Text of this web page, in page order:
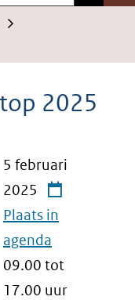
2025
5 februari
2025
Plaats in
agenda
09.00 tot
17.00 uur